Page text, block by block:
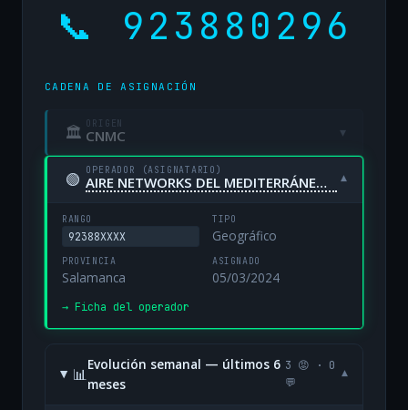
📞 923880296
CADENA DE ASIGNACIÓN
🏛 ORIGEN
CNMC ▾
🟢 OPERADOR (ASIGNATARIO)
AIRE NETWORKS DEL MEDITERRÁNEO, S.L. UNIPERSONAL ▾
RANGO
92388XXXX
TIPO
Geográfico
PROVINCIA
Salamanca
ASIGNADO
05/03/2024
→ Ficha del operador
📊
Evolución semanal — últimos 6
meses
3 😡 · 0
💬
▾